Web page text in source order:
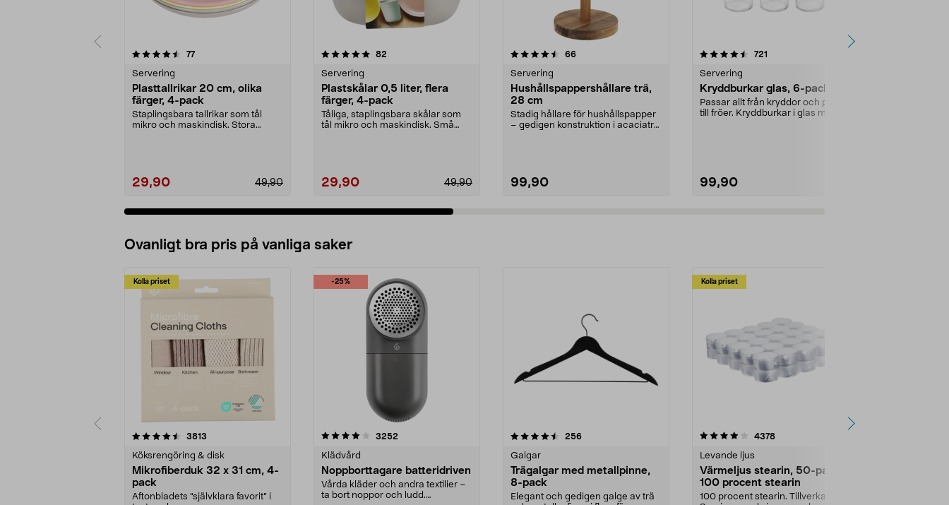
77recensioner
Servering
Plasttallrikar 20 cm, olika
färger, 4-pack
Staplingsbara tallrikar som tål
mikro och maskindisk. Stora
29,90 49,90
5.0 av 5 stjärnor 82
Servering
Plastskålar 0,5 liter, flera
färger, 4-pack
Tåliga, staplingsbara skålar som
tål mikro och maskindisk. Små
29,90 49,90
4.5 av 5 stjärnor 66recensioner
Servering
Hushållspappershållare trä,
28 cm
Stadig hållare för hushållspapper
– gedigen konstruktion i acaciaträ.
99,90
4.5 av 5 stjärnor 721
Servering
Kryddburkar glas, 6-pack
Passar allt från kryddor och pyssel
till fröer. Kryddburkar i glas med
99,90
0.0 av 5 stjärnor
Ovanligt bra pris på vanliga saker
Kolla priset
3813
Köksrengöring & disk
Mikrofiberduk 32 x 31 cm, 4-
pack
Aftonbladets "självklara favorit” i
-25%
4.0av 5 stjärnor 3252
Klädvård
Noppborttagare batteridriven
Vårda kläder och andra textilier –
ta bort noppor och ludd.
4.5av 5 stjärnor 256recensioner
Galgar
Trägalgar med metallpinne,
8-pack
Elegant och gedigen galge av trä
Kolla priset
4.0av 5 stjärnor 4378recensioner
Levande ljus
Värmeljus stearin, 50-pack,
100 procent stearin
100 procent stearin. Tillverkade i
4.5av 5 stjärnor